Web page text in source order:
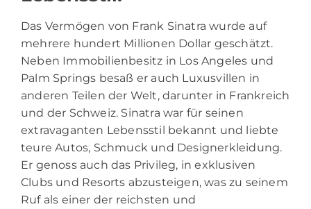
Das Vermögen von Frank Sinatra wurde auf
mehrere hundert Millionen Dollar geschätzt.
Neben Immobilienbesitz in Los Angeles und
Palm Springs besaß er auch Luxusvillen in
anderen Teilen der Welt, darunter in Frankreich
und der Schweiz. Sinatra war für seinen
extravaganten Lebensstil bekannt und liebte
teure Autos, Schmuck und Designerkleidung.
Er genoss auch das Privileg, in exklusiven
Clubs und Resorts abzusteigen, was zu seinem
Ruf als einer der reichsten und